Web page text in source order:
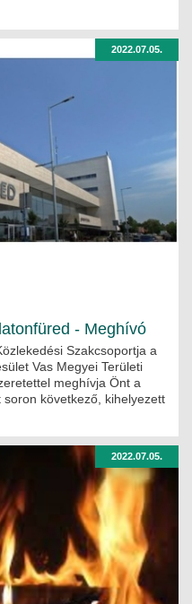
2022.07.05.
- Meghívó
Szakcsoportja a
Vas Megyei Területi
meghívja Önt a
soron következő, kihelyezett
2022.07.05.